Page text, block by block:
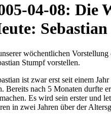
04-08: Die
wöchentlichen
Stumpf vorstellen.
ist zwar erst seit einem
Bereits nach 5 Monaten durfte
Es wird sein erster und
in zwei Jahren über der